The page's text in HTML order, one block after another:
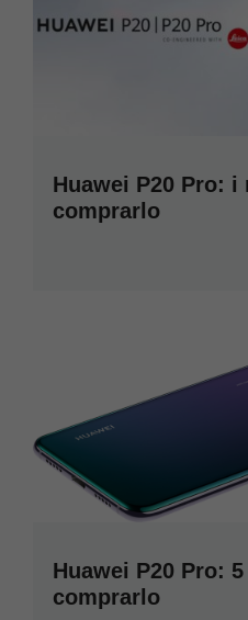
Huawei P20 Pro:
comprarlo
Huawei P20 Pro:
comprarlo